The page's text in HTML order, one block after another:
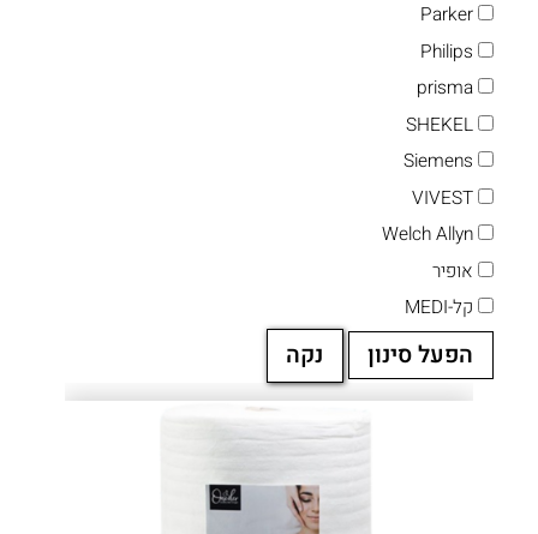
Parker
Philips
prisma
SHEKEL
Siemens
VIVEST
Welch Allyn
אופיר
קל-MEDI